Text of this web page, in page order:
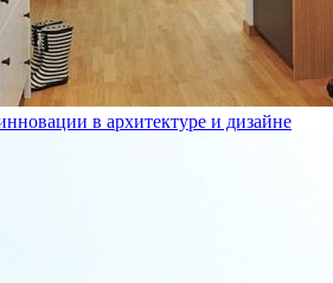
в архитектуре и дизайне